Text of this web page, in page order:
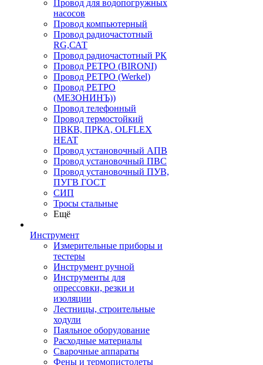
Провод для водопогружных
насосов
Провод компьютерный
Провод радиочастотный
RG,САТ
Провод радиочастотный РК
Провод РЕТРО (BIRONI)
Провод РЕТРО (Werkel)
Провод РЕТРО
(МЕЗОНИНЪ))
Провод телефонный
Провод термостойкий
ПВКВ, ПРКА, OLFLEX
HEAT
Провод установочный АПВ
Провод установочный ПВС
Провод установочный ПУВ,
ПУГВ ГОСТ
СИП
Тросы стальные
Ещё
Инструмент
Измерительные приборы и
тестеры
Инструмент ручной
Инструменты для
опрессовки, резки и
изоляции
Лестницы, строительные
ходули
Паяльное оборудование
Расходные материалы
Сварочные аппараты
Фены и термопистолеты